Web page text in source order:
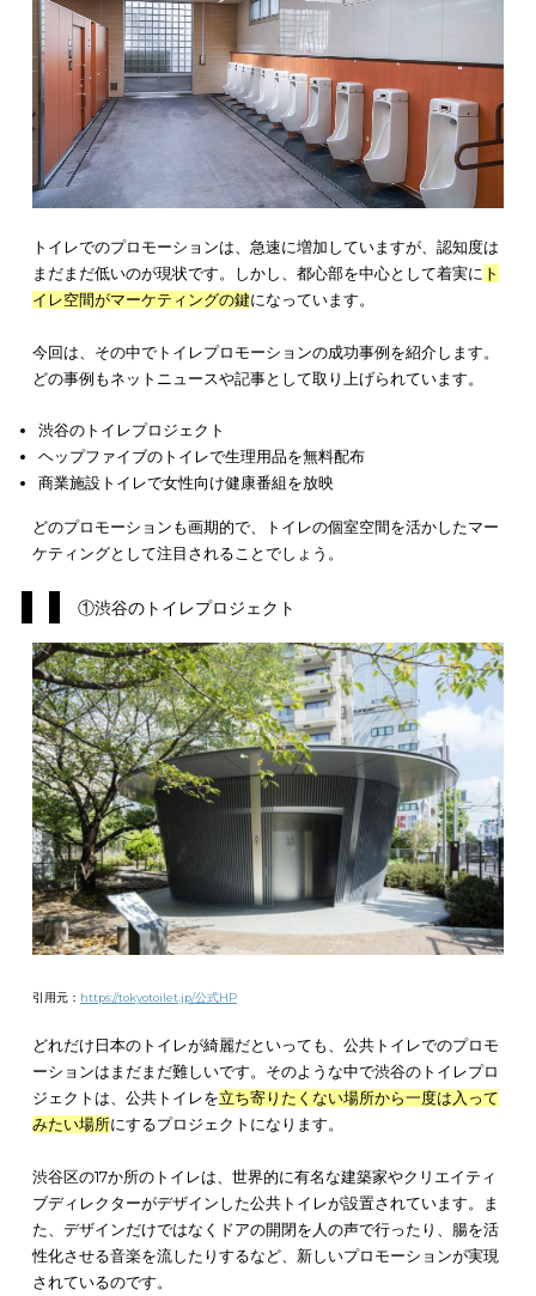
それらを加味して情報を発信することによって、利用者の目に
り興味をもってもらうことができるのではないでしょうか。ま
他のアイデアも交えてPOPやポスターを貼りだせば、さらに効
に情報を発信することができます。
たとえば、イベントプロモーションの一つとしてトイレを利用
こともおすすめです。イベントを企画したらトイレ広告を利用
記記事にて詳しく解説していますので、ぜひあわせて参考にし
ださい。
イベントプロモーションとは？メリットやデメリット、PR効果
高めるポイントも3つ解説！
サンプリングの提供
トイレ内でサンプリングの提供を行うとするなら、
ることに快感を得ます。それが今ちょうど必要であれば、快感
ろか感謝する気持ちになるでしょう。
大手のコンビニエンストアでは、トイレに誰もが無料で使える
用品を設置しました。また、専用アプリを使えば連動した機械
置してあるトイレで生理用品を無料で使えるというサービスも
ほどです。
このように、ただサンプリングをトイレで提供するだけではな
利用者が快適に過ごせる空間を作ることが大切です。そして、
らを考えてプロモーションを行うことで、おのずと結果がつい
るはずです。
トイレでのプロモーション・広告の成功事例